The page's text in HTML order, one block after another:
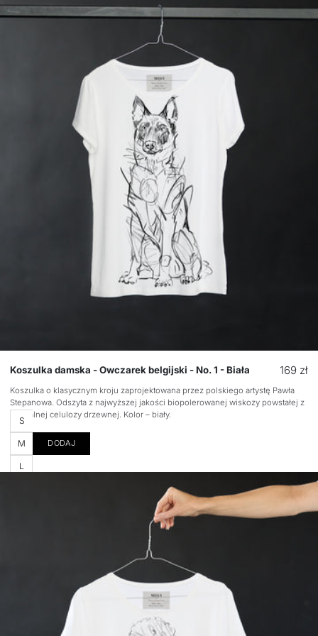
Koszulka damska - Owczarek belgijski - No. 1 - Biała
Cena
169 zł
Koszulka o klasycznym kroju zaprojektowana przez polskiego artystę Pawła
Stepanowa. Odszyta z najwyższej jakości biopolerowanej wiskozy powstałej z
naturalnej celulozy drzewnej. Kolor – biały.
Rozmiar
S
M
L
DODAJ